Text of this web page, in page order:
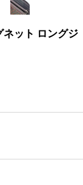
ット ロングジ